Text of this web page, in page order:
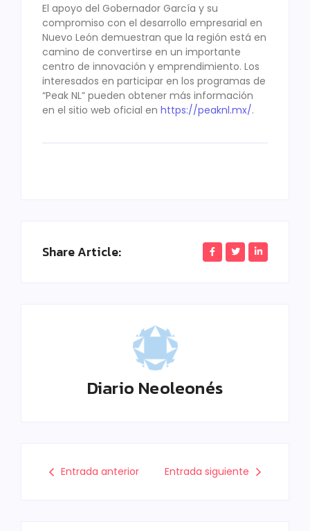
El apoyo del Gobernador García y su
compromiso con el desarrollo empresarial en
Nuevo León demuestran que la región está en
camino de convertirse en un importante
centro de innovación y emprendimiento. Los
interesados en participar en los programas de
“Peak NL” pueden obtener más información
en el sitio web oficial en https://peaknl.mx/.
Share Article:
Diario Neoleonés
Entrada anterior Entrada siguiente